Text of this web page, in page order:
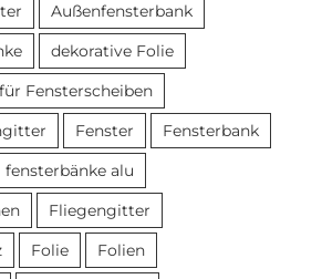
Außenfensterbank
dekorative Folie
Fensterscheiben
Fenster
Fensterbank
fensterbänke alu
Fliegengitter
Folie
Folien